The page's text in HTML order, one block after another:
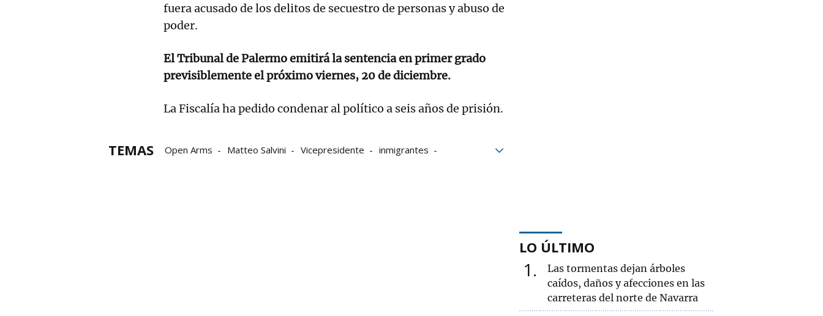
fuera acusado de los delitos de secuestro de personas y abuso de
poder.
El Tribunal de Palermo emitirá la sentencia en primer grado
previsiblemente el próximo viernes, 20 de diciembre.
La Fiscalía ha pedido condenar al político a seis años de prisión.
TEMAS Open Arms Matteo Salvini Vicepresidente
inmigrantes
LO ÚLTIMO
1
Las tormentas dejan árboles
caídos, daños y afecciones en las
carreteras del norte de Navarra